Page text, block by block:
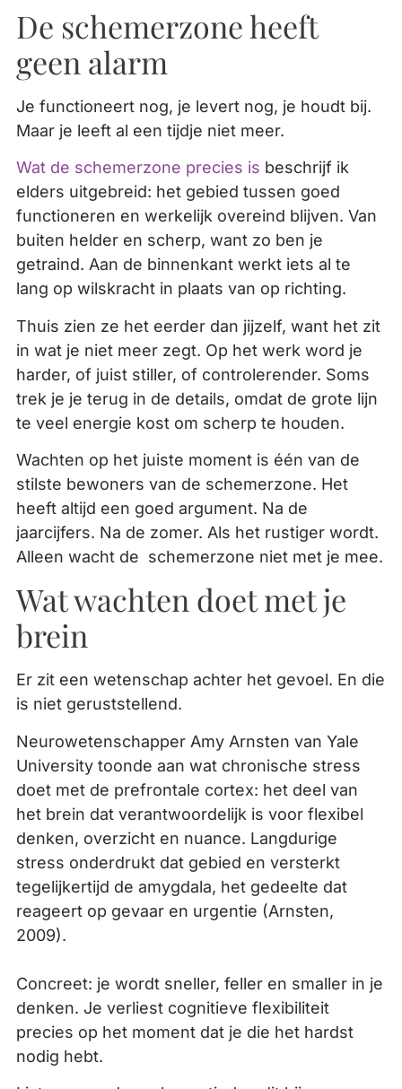
De schemerzone heeft
geen alarm
Je functioneert nog, je levert nog, je houdt bij.
Maar je leeft al een tijdje niet meer.
Wat de schemerzone precies is beschrijf ik
elders uitgebreid: het gebied tussen goed
functioneren en werkelijk overeind blijven. Van
buiten helder en scherp, want zo ben je
getraind. Aan de binnenkant werkt iets al te
lang op wilskracht in plaats van op richting.
Thuis zien ze het eerder dan jijzelf, want het zit
in wat je niet meer zegt. Op het werk word je
harder, of juist stiller, of controlerender. Soms
trek je je terug in de details, omdat de grote lijn
te veel energie kost om scherp te houden.
Wachten op het juiste moment is één van de
stilste bewoners van de schemerzone. Het
heeft altijd een goed argument. Na de
jaarcijfers. Na de zomer. Als het rustiger wordt.
Alleen wacht de schemerzone niet met je mee.
Wat wachten doet met je
brein
Er zit een wetenschap achter het gevoel. En die
is niet geruststellend.
Neurowetenschapper Amy Arnsten van Yale
University toonde aan wat chronische stress
doet met de prefrontale cortex: het deel van
het brein dat verantwoordelijk is voor flexibel
denken, overzicht en nuance. Langdurige
stress onderdrukt dat gebied en versterkt
tegelijkertijd de amygdala, het gedeelte dat
reageert op gevaar en urgentie (Arnsten,
2009).
Concreet: je wordt sneller, feller en smaller in je
denken. Je verliest cognitieve flexibiliteit
precies op het moment dat je die het hardst
nodig hebt.